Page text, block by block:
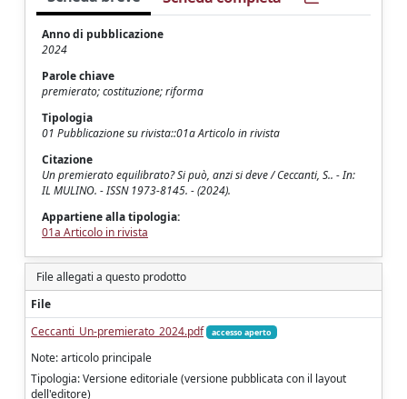
Anno di pubblicazione
2024
Parole chiave
premierato; costituzione; riforma
Tipologia
01 Pubblicazione su rivista::01a Articolo in rivista
Citazione
Un premierato equilibrato? Si può, anzi si deve / Ceccanti, S.. - In:
IL MULINO. - ISSN 1973-8145. - (2024).
Appartiene alla tipologia:
01a Articolo in rivista
File allegati a questo prodotto
File
Ceccanti_Un-premierato_2024.pdf
accesso aperto
Note: articolo principale
Tipologia: Versione editoriale (versione pubblicata con il layout
dell'editore)